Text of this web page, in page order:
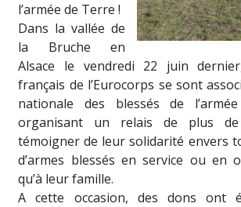
l’armée de Terre !
Dans la vallée de
la Bruche en
Alsace le vendredi 22 juin
français de l’Eurocorps se sont
nationale des blessés de
organisant un relais de plus
témoigner de leur solidarité envers
d’armes blessés en service ou en
qu’à leur famille.
A cette occasion, des dons ont